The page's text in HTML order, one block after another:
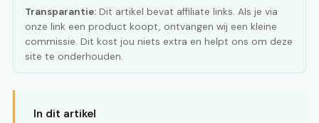
Transparantie: Dit artikel bevat affiliate links. Als je via
onze link een product koopt, ontvangen wij een kleine
commissie. Dit kost jou niets extra en helpt ons om deze
site te onderhouden.
In dit artikel